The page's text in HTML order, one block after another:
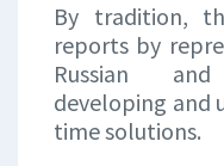
By tradition,
reports by
Russian
developing and
time solutions.